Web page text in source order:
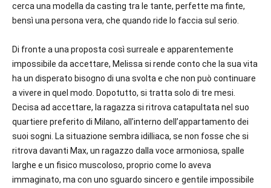
cerca una modella da casting tra le tante, perfette ma finte,
bensì una persona vera, che quando ride lo faccia sul serio.
Di fronte a una proposta così surreale e apparentemente
impossibile da accettare, Melissa si rende conto che la sua vita
ha un disperato bisogno di una svolta e che non può continuare
a vivere in quel modo. Dopotutto, si tratta solo di tre mesi.
Decisa ad accettare, la ragazza si ritrova catapultata nel suo
quartiere preferito di Milano, all’interno dell’appartamento dei
suoi sogni. La situazione sembra idilliaca, se non fosse che si
ritrova davanti Max, un ragazzo dalla voce armoniosa, spalle
larghe e un fisico muscoloso, proprio come lo aveva
immaginato, ma con uno sguardo sincero e gentile impossibile